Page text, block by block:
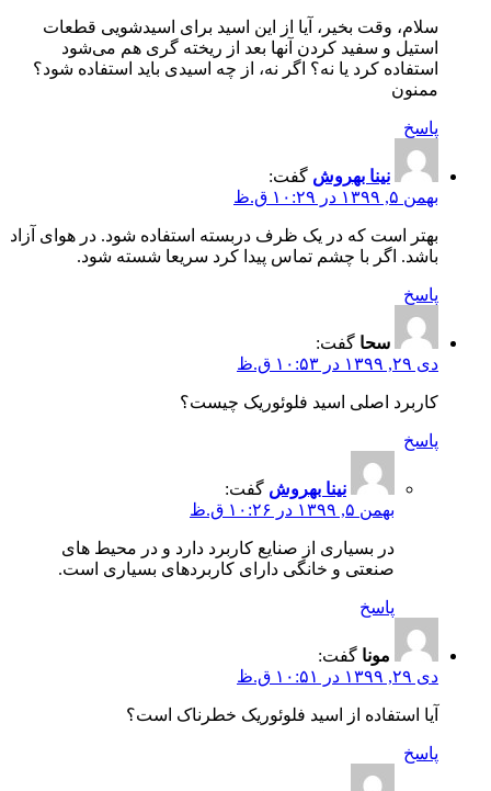
سلام، وقت بخیر، آیا از این اسید برای اسیدشویی قطعات
استیل و سفید کردن آنها بعد از ریخته گری هم می‌شود
استفاده کرد یا نه؟ اگر نه، از چه اسیدی باید استفاده شود؟
ممنون
پاسخ
نینا بهروش گفت:
بهمن ۵, ۱۳۹۹ در ۱۰:۲۹ ق.ظ
بهتر است که در یک ظرف دربسته استفاده شود. در هوای آزاد
باشد. اگر با چشم تماس پیدا کرد سریعا شسته شود.
پاسخ
سحا گفت:
دی ۲۹, ۱۳۹۹ در ۱۰:۵۳ ق.ظ
کاربرد اصلی اسید فلوئوریک چیست؟
پاسخ
نینا بهروش گفت:
بهمن ۵, ۱۳۹۹ در ۱۰:۲۶ ق.ظ
در بسیاری از صنایع کاربرد دارد و در محیط های
صنعتی و خانگی دارای کاربردهای بسیاری است.
پاسخ
مونا گفت:
دی ۲۹, ۱۳۹۹ در ۱۰:۵۱ ق.ظ
آیا استفاده از اسید فلوئوریک خطرناک است؟
پاسخ